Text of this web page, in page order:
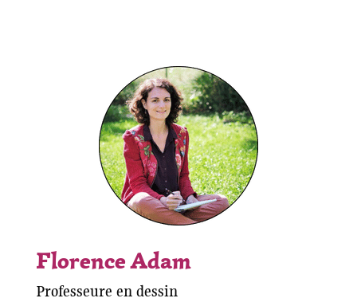
Florence Adam
Professeure en dessin